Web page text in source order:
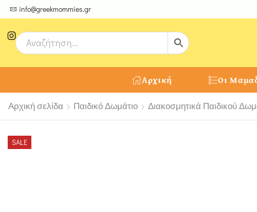
info@greekmommies.gr
μοναδικές δημιουργίες από τους Χειροτέχνες μας!
Αρχική Οι
Αρχική σελίδα Παιδικό Δωμάτιο Διακοσμητικά Παιδικού
SALE